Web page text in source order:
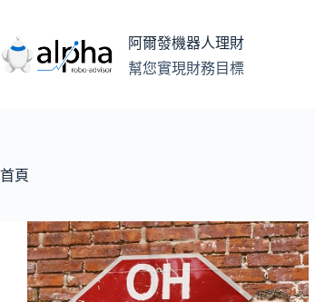
主
要
阿爾發機器人理財
幫您實現財務目標
首頁